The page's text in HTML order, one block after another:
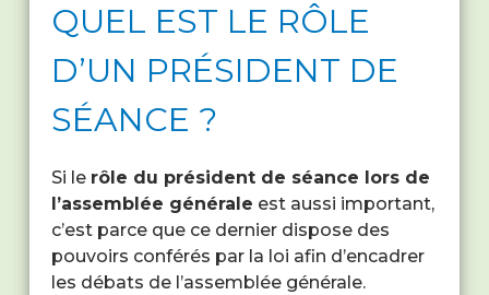
QUEL EST LE RÔLE
D’UN PRÉSIDENT DE
SÉANCE ?
Si le rôle du président de séance lors de
l’assemblée générale est aussi important,
c’est parce que ce dernier dispose des
pouvoirs conférés par la loi afin d’encadrer
les débats de l’assemblée générale.